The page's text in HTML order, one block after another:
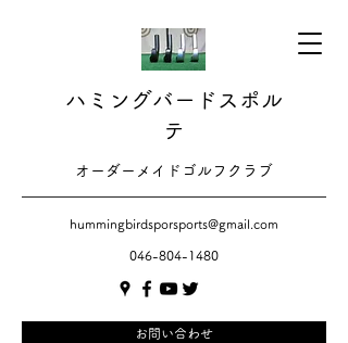
ハミングバードスポル
テ
​​オーダーメイドゴルフクラブ
hummingbirdsporsports@gmail.com
046-804-1480
お問い合わせ